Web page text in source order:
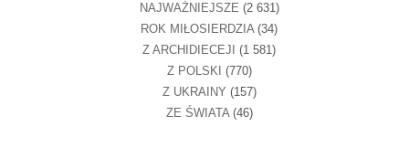
NAJWAŻNIEJSZE (2 631)
ROK MIŁOSIERDZIA(34)
Z ARCHIDIECEJI (1 581)
Z POLSKI (770)
Z UKRAINY (157)
ZE ŚWIATA(46)